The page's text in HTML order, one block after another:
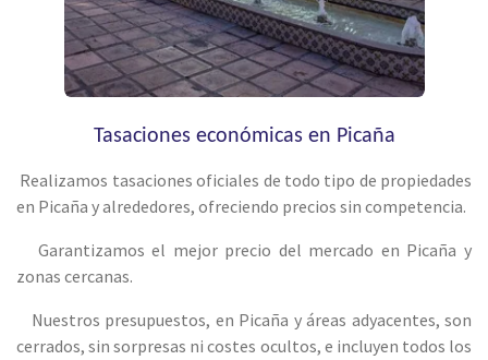
Tasaciones económicas en Picaña
Realizamos tasaciones oficiales de todo tipo de propiedades
en Picaña y alrededores, ofreciendo precios sin competencia.
Garantizamos el mejor precio del mercado en Picaña y
zonas cercanas.
Nuestros presupuestos, en Picaña y áreas adyacentes, son
cerrados, sin sorpresas ni costes ocultos, e incluyen todos los